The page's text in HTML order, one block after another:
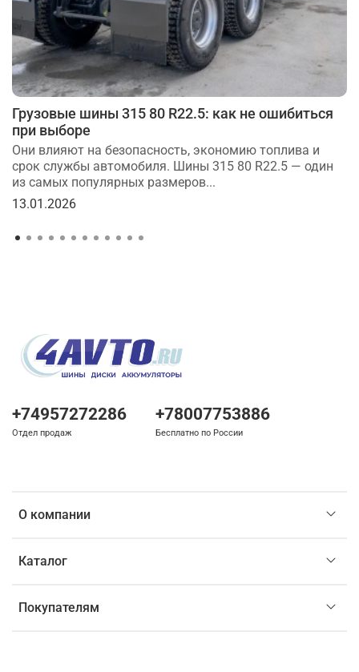
Грузовые шины 315 80 R22.5: как не ошибиться
при выборе
Они влияют на безопасность, экономию топлива и
срок службы автомобиля. Шины 315 80 R22.5 — один
из самых популярных размеров...
13.01.2026
О компании
Каталог
Покупателям
+74957272286
Отдел продаж
+78007753886
Бесплатно по России